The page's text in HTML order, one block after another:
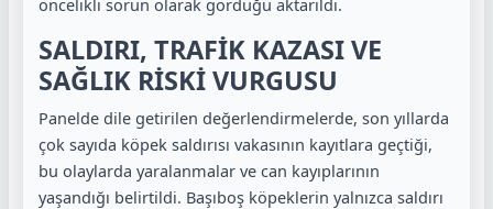
öncelikli sorun olarak gördüğü aktarıldı.
SALDIRI, TRAFİK KAZASI VE
SAĞLIK RİSKİ VURGUSU
Panelde dile getirilen değerlendirmelerde, son yıllarda
çok sayıda köpek saldırısı vakasının kayıtlara geçtiği,
bu olaylarda yaralanmalar ve can kayıplarının
yaşandığı belirtildi. Başıboş köpeklerin yalnızca saldırı